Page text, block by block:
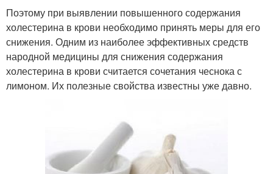
Поэтому при выявлении повышенного содержания
холестерина в крови необходимо принять меры для его
снижения. Одним из наиболее эффективных средств
народной медицины для снижения содержания
холестерина в крови считается сочетания чеснока с
лимоном. Их полезные свойства известны уже давно.